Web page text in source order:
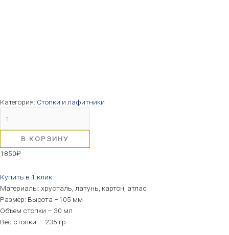
Категория: Стопки и лафитники
В КОРЗИНУ
1850₽
Купить в 1 клик
Материалы: хрусталь, латунь, картон, атлас
Размер: Высота –105 мм
Объем стопки – 30 мл
Вес стопки — 235 гр